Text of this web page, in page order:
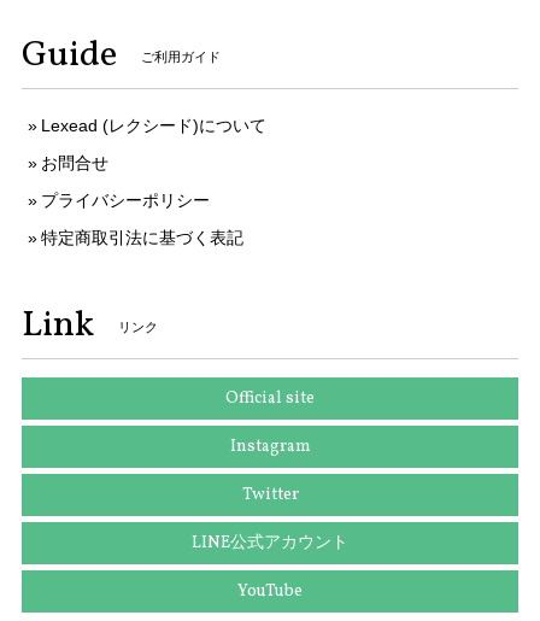
存じます。 お客様のお言葉がとても励みになり
ます。 ご丁寧なお取引をしていただきましてあ
りがとうございます。 今後ともなにとぞよろし
くお願いいたします。
送料無料 ディオール ネクタイ ワイドタイ シルク 黄色 イエロー グレー 紫色 ビジネス カジュアル ブランド 鍵 植物 フランス製 綺麗 N516
2025/09/03
Guide ご利用ガイド
Lexead (レクシード)について
お問合せ
プライバシーポリシー
特定商取引法に基づく表記
Link リンク
Official site
Instagram
Twitter
LINE公式アカウント
YouTube